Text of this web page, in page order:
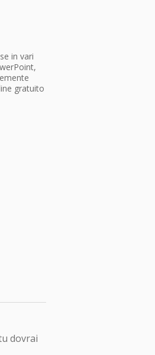
in vari
gratuito
dovrai